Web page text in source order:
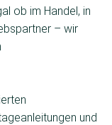
ob im Handel, in
– wir
und